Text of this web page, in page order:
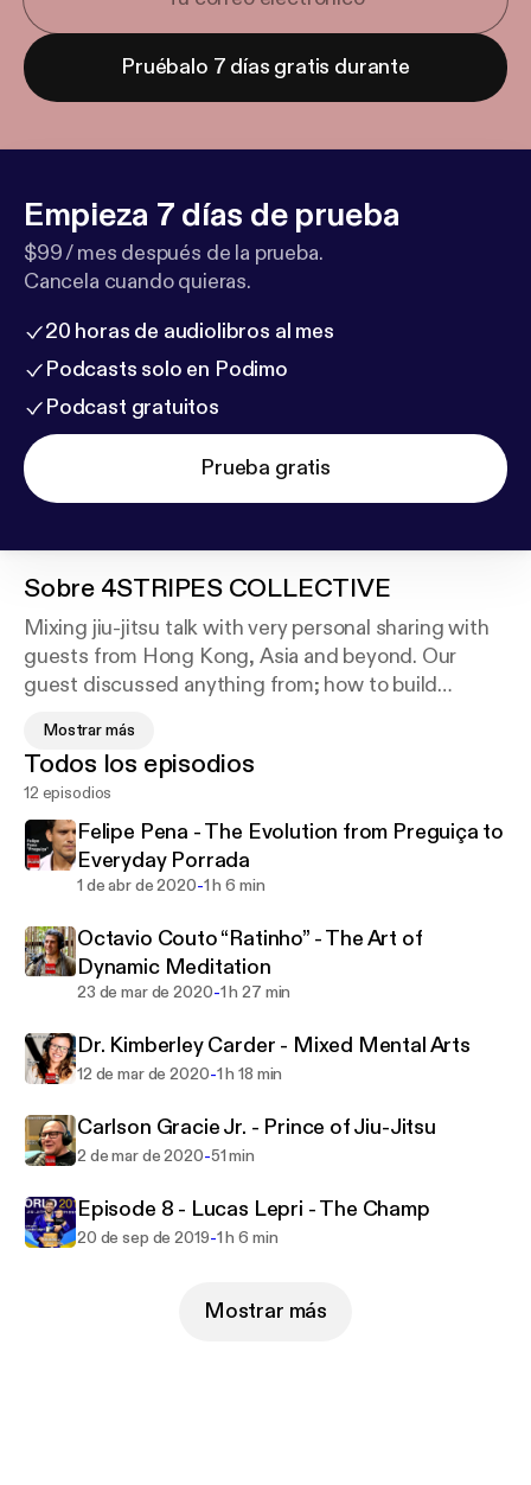
Pruébalo 7 días gratis durante
Empieza 7 días de prueba
$99 / mes después de la prueba.
Cancela cuando quieras.
20 horas de audiolibros al mes
Podcasts solo en Podimo
Podcast gratuitos
Prueba gratis
Sobre 4STRIPES COLLECTIVE
Mixing jiu-jitsu talk with very personal sharing with
guests from Hong Kong, Asia and beyond. Our
guest discussed anything from; how to build
ass off the cliff; perfecting your mother’s chicken
congee; and thrive from having deliberately invited
challenges into your life… You get the drift. This is
4STRIPES Collective podcast – Pure self. There’s
something for everyone in these episodes from our
awesome martial arts and jiu jitsu community in
Mostrar más
Todos los episodios
12 episodios
Felipe Pena - The Evolution from Preguiça to
Everyday Porrada
1 de abr de 2020-1 h 6 min
Octavio Couto “Ratinho” - The Art of
Dynamic Meditation
23 de mar de 2020-1 h 27 min
Dr. Kimberley Carder - Mixed Mental Arts
12 de mar de 2020-1 h 18 min
Carlson Gracie Jr. - Prince of Jiu-Jitsu
2 de mar de 2020-51 min
Episode 8 - Lucas Lepri - The Champ
20 de sep de 2019-1 h 6 min
Mostrar más